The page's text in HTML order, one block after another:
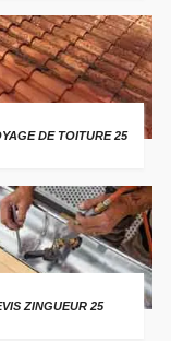
DE TOITURE 25
ZINGUEUR 25